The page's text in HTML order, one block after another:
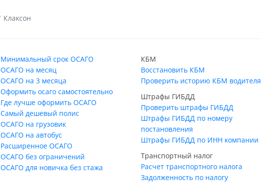
Клаксон
Минимальный срок ОСАГО
ОСАГО на месяц
ОСАГО на 3 месяца
Оформить осаго самостоятельно
Где лучше оформить ОСАГО
Самый дешевый полис
ОСАГО на грузовик
ОСАГО на автобус
Расширенное ОСАГО
ОСАГО без ограничений
ОСАГО для новичка без стажа
КБМ
Восстановить КБМ
Проверить историю КБМ водителя
Штрафы ГИБДД
Проверить штрафы ГИБДД
Штрафы ГИБДД по номеру
постановления
Штрафы ГИБДД по ИНН компании
Транспортный налог
Расчет транспортного налога
Задолженность по налогу